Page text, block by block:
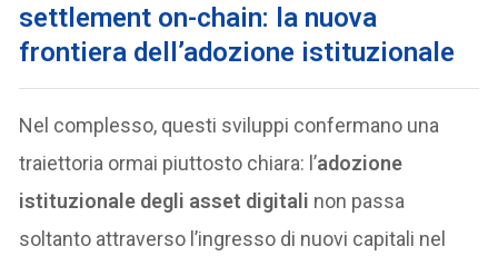
settlement on-chain: la nuova
frontiera dell’adozione istituzionale
Nel complesso, questi sviluppi confermano una
traiettoria ormai piuttosto chiara: l’adozione
istituzionale degli asset digitali non passa
soltanto attraverso l’ingresso di nuovi capitali nel